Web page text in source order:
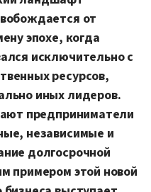
от
эпохе, когда
исключительно с
ресурсов,
иных лидеров.
предприниматели
независимые и
долгосрочной
примером этой новой